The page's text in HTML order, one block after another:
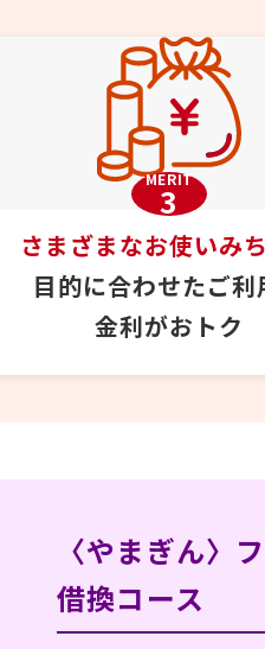
MERIT
3
さまざまなお使いみ
目的に合わせたご利
金利がおトク
〈やまぎん〉
借換コース